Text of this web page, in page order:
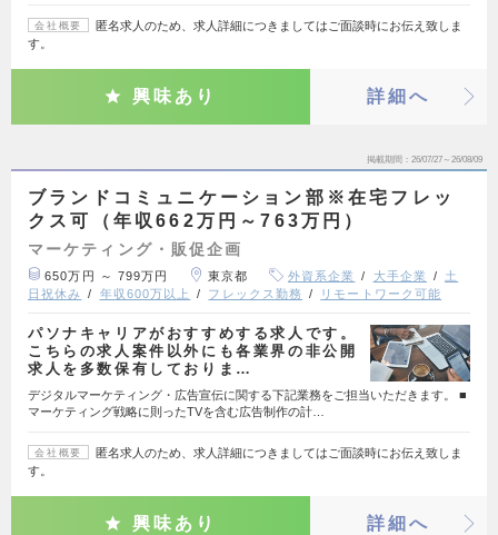
会社概要
匿名求人のため、求人詳細につきましてはご面談時にお伝え致しま
す。
興味あり 詳細へ
掲載期間 26/07/27～26/08/09
ブランドコミュニケーション部※在宅フレッ
クス可（年収662万円～763万円）
マーケティング・販促企画
650万円 ～ 799万円 東京都 外資系企業 大手企業
土
日祝休み
年収600万以上 フレックス勤務 リモートワーク可能
パソナキャリアがおすすめする求人です。
こちらの求人案件以外にも各業界の非公開
求人を多数保有しておりま…
デジタルマーケティング・広告宣伝に関する下記業務をご担当いただきます。 ■
マーケティング戦略に則ったTVを含む広告制作の計…
会社概要
匿名求人のため、求人詳細につきましてはご面談時にお伝え致しま
す。
興味あり 詳細へ